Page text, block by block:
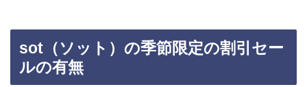
sot（ソット）の季節限定の割引セー
ルの有無